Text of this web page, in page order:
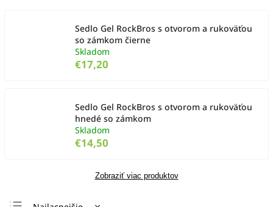
Sedlo Gel RockBros s otvorom a rukoväťou
so zámkom čierne
Skladom
€17,20
Sedlo Gel RockBros s otvorom a rukoväťou
hnedé so zámkom
Skladom
€14,50
Zobraziť viac produktov